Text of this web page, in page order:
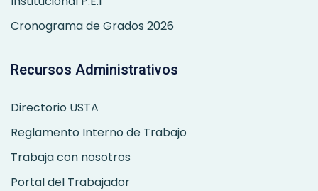
Cronograma de Grados 2026
Recursos Administrativos
Directorio USTA
Reglamento Interno de Trabajo
Trabaja con nosotros
Portal del Trabajador